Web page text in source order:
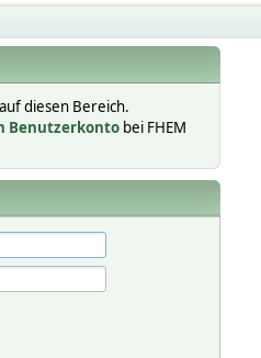
diesen Bereich.
Benutzerkontobei FHEM